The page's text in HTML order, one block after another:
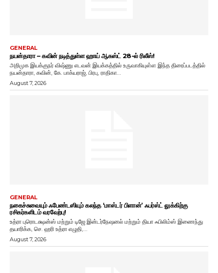
GENERAL
நயன்தாரா – கவின் நடித்துள்ள ஹாய் ஆகஸ்ட் 28-ல் ரிலீஸ்!
அறிமுக இயக்குநர் விஷ்ணு எடவன் இயக்கத்தில் உருவாகியுள்ள இந்த திரைப்படத்தில்
நயன்தாரா, கவின், கே. பாக்யராஜ், பிரபு, ராதிகா...
August 7, 2026
GENERAL
நகைச்சுவையும் ஃபேண்டஸியும் கலந்த ‘மாஸ்டர் பிளான்’ ஃபர்ஸ்ட் லுக்கிற்கு
ரசிகர்களிடம் வரவேற்பு!
உத்ரா புரொடக்ஷன்ஸ் மற்றும் டிஜே இன்டர்நேஷனல் மற்றும் தியா ஃபிலிம்ஸ் இணைந்து
தயாரிக்க, செ. ஹரி உத்ரா எழுதி,...
August 7, 2026